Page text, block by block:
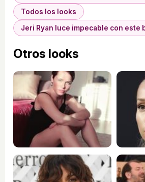
Todos los looks
Jeri Ryan luce impecable con este
Otros looks